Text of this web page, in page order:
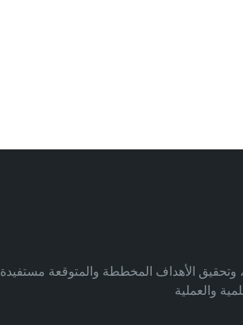
وتحقيق الأهداف المخططة والمتوقعة مستفيدة
والعملية